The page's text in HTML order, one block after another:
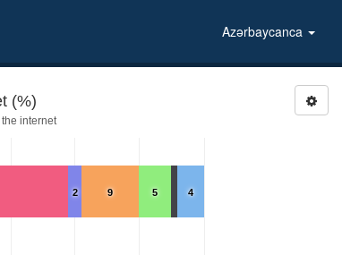
Azərbaycanca
(%)
internet
4
5
9
2